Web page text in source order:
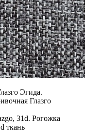
31d. Рогожка
ткань